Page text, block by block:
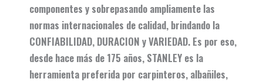
componentes y sobrepasando ampliamente las
normas internacionales de calidad, brindando la
CONFIABILIDAD, DURACION y VARIEDAD. Es por eso,
desde hace más de 175 años, STANLEY es la
herramienta preferida por carpinteros, albañiles,